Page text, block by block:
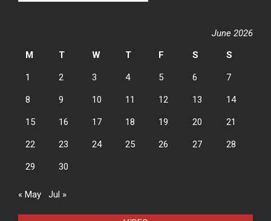
June 2026
M
T W T F S S
1 2 3 4 5 6 7
8 9 10 11 12 13 14
15 16 17 18 19 20 21
22 23 24 25 26 27 28
29 30
« May Jul »